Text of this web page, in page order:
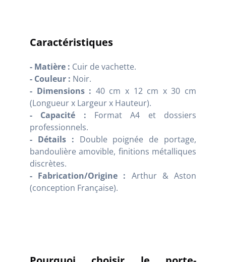
Caractéristiques
- Matière : Cuir de vachette.
- Couleur : Noir.
- Dimensions : 40 cm x 12 cm x 30 cm
(Longueur x Largeur x Hauteur).
- Capacité : Format A4 et dossiers
professionnels.
- Détails : Double poignée de portage,
bandoulière amovible, finitions métalliques
discrètes.
- Fabrication/Origine : Arthur & Aston
(conception Française).